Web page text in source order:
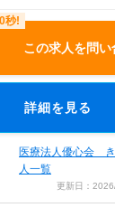
この求人を問い
詳細を見る
医療法人優心会
人一覧
更新日：